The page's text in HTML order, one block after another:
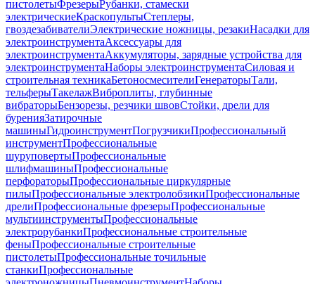
пистолетыФрезерыРубанки, стамески
электрическиеКраскопультыСтеплеры,
гвоздезабивателиЭлектрические ножницы, резакиНасадки для
электроинструментаАксессуары для
электроинструментаАккумуляторы, зарядные устройства для
электроинструментаНаборы электроинструментаСиловая и
строительная техникаБетоносмесителиГенераторыТали,
тельферыТакелажВиброплиты, глубинные
вибраторыБензорезы, резчики швовСтойки, дрели для
буренияЗатирочные
машиныГидроинструментПогрузчикиПрофессиональный
инструментПрофессиональные
шуруповертыПрофессиональные
шлифмашиныПрофессиональные
перфораторыПрофессиональные циркулярные
пилыПрофессиональные электролобзикиПрофессиональные
дрелиПрофессиональные фрезерыПрофессиональные
мультиинструментыПрофессиональные
электрорубанкиПрофессиональные строительные
феныПрофессиональные строительные
пистолетыПрофессиональные точильные
станкиПрофессиональные